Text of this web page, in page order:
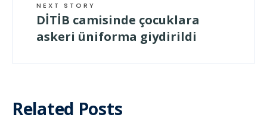
NEXT STORY
DİTİB camisinde çocuklara
askeri üniforma giydirildi
Related Posts